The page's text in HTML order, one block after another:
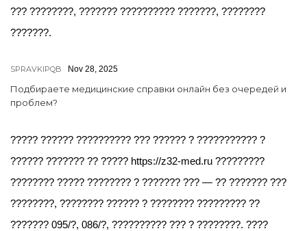
??? ????????, ??????? ?????????? ???????, ????????
???????.
SPRAVKIPQB Nov 28, 2025
Подбираете медицинские справки онлайн без очередей и
проблем?
????? ?????? ?????????? ??? ?????? ? ??????????? ?
?????? ??????? ?? ????? https://z32-med.ru ?????????
???????? ????? ???????? ? ??????? ??? — ?? ??????? ???
????????, ???????? ?????? ? ???????? ????????? ??
??????? 095/?, 086/?, ?????????? ??? ? ????????. ????